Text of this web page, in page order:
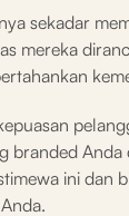
sekadar
mereka
branded
ini dan